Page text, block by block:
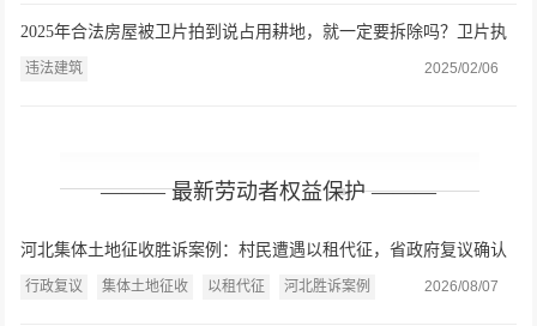
2025年合法房屋被卫片拍到说占用耕地，就一定要拆除吗？卫片执
法不能“一刀切”
违法建筑 2025/02/06
——— 最新劳动者权益保护 ———
河北集体土地征收胜诉案例：村民遭遇以租代征，省政府复议确认
征地批复违法
行政复议 集体土地征收 以租代征 河北胜诉案例 2026/08/07